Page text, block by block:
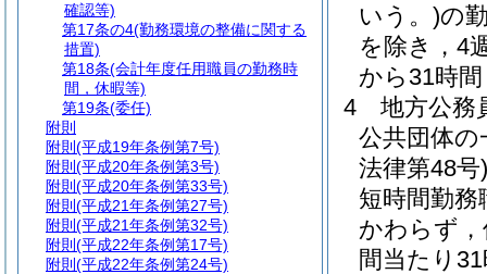
いう。)の
を除き，4
から31時
4
地方公務
公共団体
法律第48号)
短時間勤
かわらず
間当たり
確認等)
第17条の4(勤務環境の整備に関する
措置)
第18条(会計年度任用職員の勤務時
間，休暇等)
第19条(委任)
附則
附則 (平成19年条例第7号)
附則 (平成20年条例第3号)
附則 (平成20年条例第33号)
附則 (平成21年条例第27号)
附則 (平成21年条例第32号)
附則 (平成22年条例第17号)
附則 (平成22年条例第24号)